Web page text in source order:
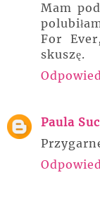
Mam
For
skuszę.
Paula